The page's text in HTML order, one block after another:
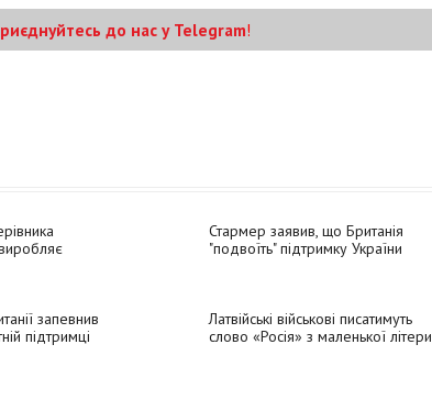
до нас у Telegram!
Стармер заявив, що Британія
"подвоїть" підтримку України
запевнив
підтримці
Латвійські військові писатимуть
слово «Росія» з маленької літери